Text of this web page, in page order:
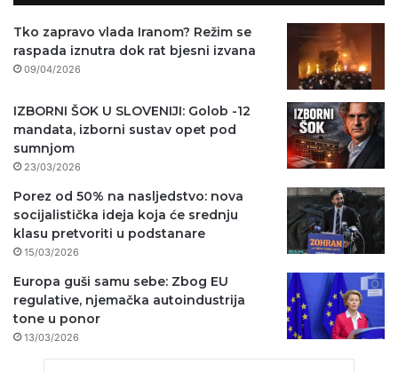
Tko zapravo vlada Iranom? Režim se
raspada iznutra dok rat bjesni izvana
09/04/2026
IZBORNI ŠOK U SLOVENIJI: Golob -12
mandata, izborni sustav opet pod
sumnjom
23/03/2026
Porez od 50% na nasljedstvo: nova
socijalistička ideja koja će srednju
klasu pretvoriti u podstanare
15/03/2026
Europa guši samu sebe: Zbog EU
regulative, njemačka autoindustrija
tone u ponor
13/03/2026